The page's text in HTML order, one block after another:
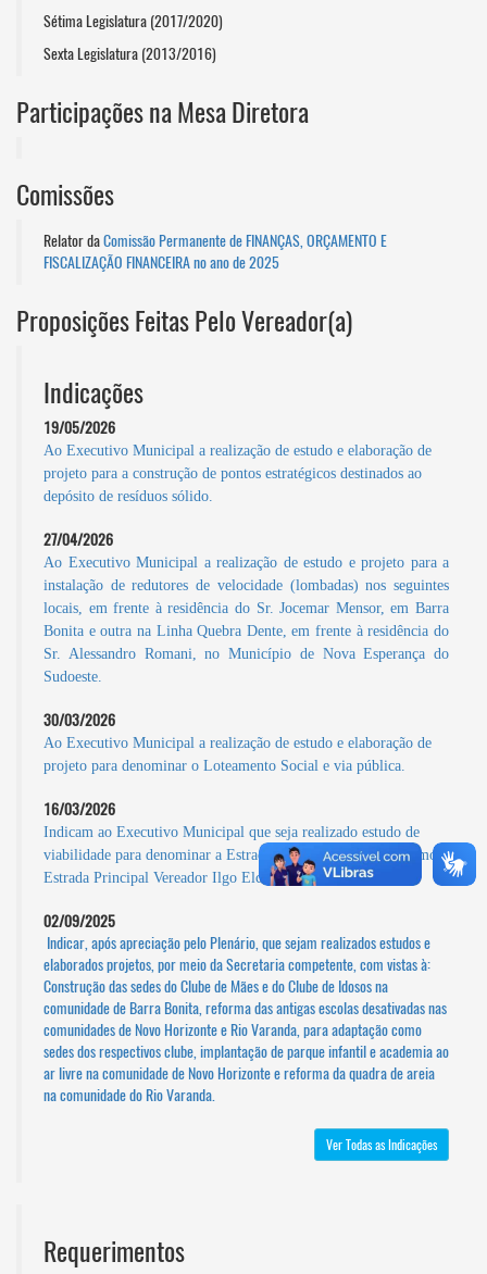
Sétima Legislatura (2017/2020)
Sexta Legislatura (2013/2016)
Participações na Mesa Diretora
Comissões
Relator daComissão Permanente de FINANÇAS, ORÇAMENTO E
FISCALIZAÇÃO FINANCEIRA no ano de 2025
Proposições Feitas Pelo Vereador(a)
Indicações
19/05/2026
Ao Executivo Municipal a realização de estudo e elaboração de
projeto para a construção de pontos estratégicos destinados ao
depósito de resíduos sólido.
27/04/2026
Ao Executivo Municipal a realização de estudo e projeto para a
instalação de redutores de velocidade (lombadas) nos seguintes
locais, em frente à residência do Sr. Jocemar Mensor, em Barra
Bonita e outra na Linha Quebra Dente, em frente à residência do
Sr. Alessandro Romani, no Município de Nova Esperança do
Sudoeste.
30/03/2026
Ao Executivo Municipal a realização de estudo e elaboração de
projeto para denominar o Loteamento Social e via pública.
16/03/2026
Indicam ao Executivo Municipal que seja realizado estudo de
viabilidade para denominar a Estrada Principal do KM 38 como
Estrada Principal Vereador Ilgo Elci da Rocha - KM 38.
02/09/2025
Indicar, após apreciação pelo Plenário, que sejam realizados estudos e
elaborados projetos, por meio da Secretaria competente, com vistas à:
Construção das sedes do Clube de Mães e do Clube de Idosos na
comunidade de Barra Bonita, reforma das antigas escolas desativadas nas
comunidades de Novo Horizonte e Rio Varanda, para adaptação como
sedes dos respectivos clube, implantação de parque infantil e academia ao
ar livre na comunidade de Novo Horizonte e reforma da quadra de areia
na comunidade do Rio Varanda.
Ver Todas as Indicações
Requerimentos